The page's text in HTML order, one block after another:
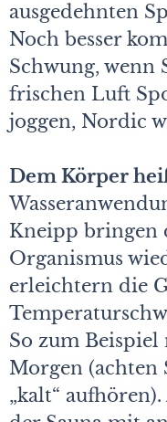
ausgedehnten
Noch besser
Schwung, wenn
frischen Luft
joggen, Nordic
Dem Körper
Kneipp bringen
Organismus
erleichtern die
So zum Beispiel
Morgen (achten
„kalt“